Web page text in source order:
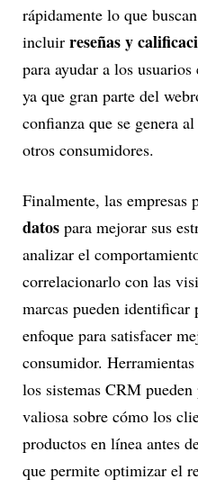
rápidamente lo que
incluir reseñas y
para ayudar a los
ya que gran parte del
confianza que se genera
otros consumidores.
Finalmente, las empresas
datos para mejorar sus
analizar el
correlacionarlo con las
marcas pueden identificar
enfoque para satisfacer
consumidor.
los sistemas CRM
valiosa sobre cómo los
productos en línea antes
que permite optimizar el